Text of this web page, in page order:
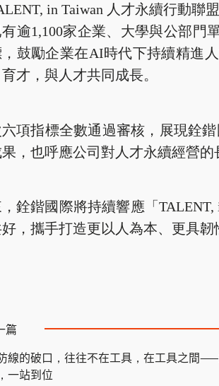
in Taiwan 人才永續行動
逾1,100家企業、大學與公部門
鼓勵企業在AI時代下持續精進
才，與人才共同成長。
項指標全數通過審核，展現銓
，也呼應公司對人才永續經營
銓鍇國際將持續響應「
，攜手打造更以人為本、更具
篇
線的破口，往往不在工具，在工具之間
一站到位